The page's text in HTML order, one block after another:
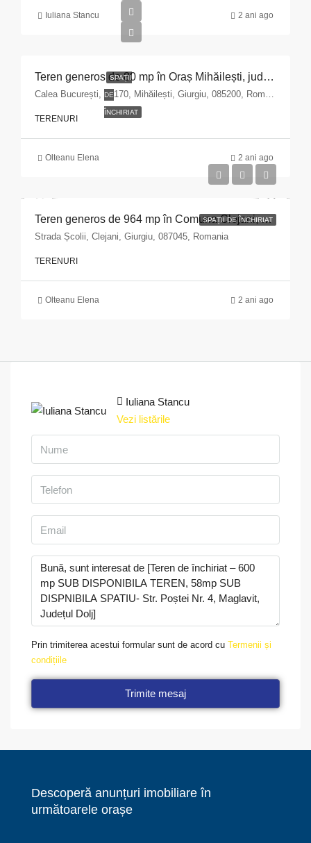
Iuliana Stancu 2 ani ago
SPAȚII
DE
ÎNCHIRIAT
Teren generos de 80 mp în Oraș Mihăilești, județul Giurgiu – Investiție ideală!
Calea București, nr.170, Mihăilești, Giurgiu, 085200, Romania
TERENURI
Olteanu Elena 2 ani ago
SPAȚII DE ÎNCHIRIAT
Teren generos de 964 mp în Comuna Clejani, Giurgiu – Investiție ideală!
Strada Școlii, Clejani, Giurgiu, 087045, Romania
TERENURI
Olteanu Elena 2 ani ago
Iuliana Stancu
Vezi listările
Prin trimiterea acestui formular sunt de acord cu Termenii și
condițiile
Trimite mesaj
Descoperă anunțuri imobiliare în
următoarele orașe